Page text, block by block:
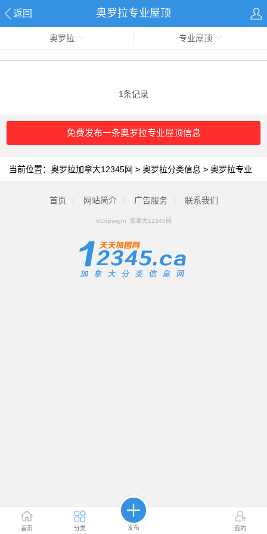
返回 奥罗拉专业屋顶
首页 分类 发布 我的
奥罗拉 专业屋顶
1条记录
免费发布一条奥罗拉专业屋顶信息
当前位置： 奥罗拉加拿大12345网 > 奥罗拉分类信息 > 奥罗拉专业
首页 网站简介 广告服务 联系我们
©Copyright 加拿大12345网